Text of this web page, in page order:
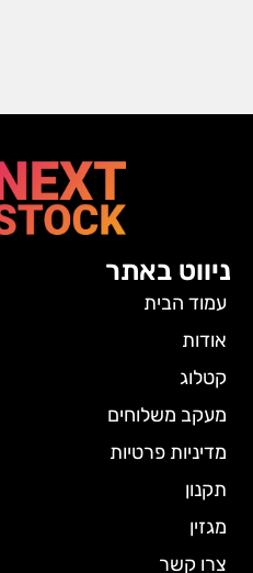
ניווט באתר
עמוד הבית
אודות
קטלוג
מעקב משלוחים
מדיניות פרטיות
תקנון
מגזין
צרו קשר